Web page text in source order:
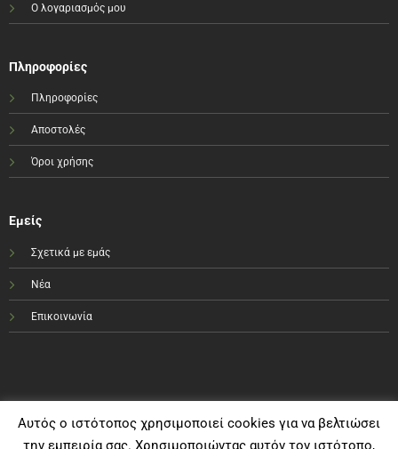
Ο λογαριασμός μου
Πληροφορίες
Πληροφορίες
Αποστολές
Όροι χρήσης
Εμείς
Σχετικά με εμάς
Νέα
Επικοινωνία
Αυτός ο ιστότοπος χρησιμοποιεί cookies για να βελτιώσει
την εμπειρία σας. Χρησιμοποιώντας αυτόν τον ιστότοπο,